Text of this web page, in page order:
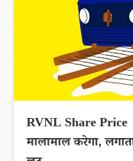
RVNL Share Price
मालामाल करेगा,